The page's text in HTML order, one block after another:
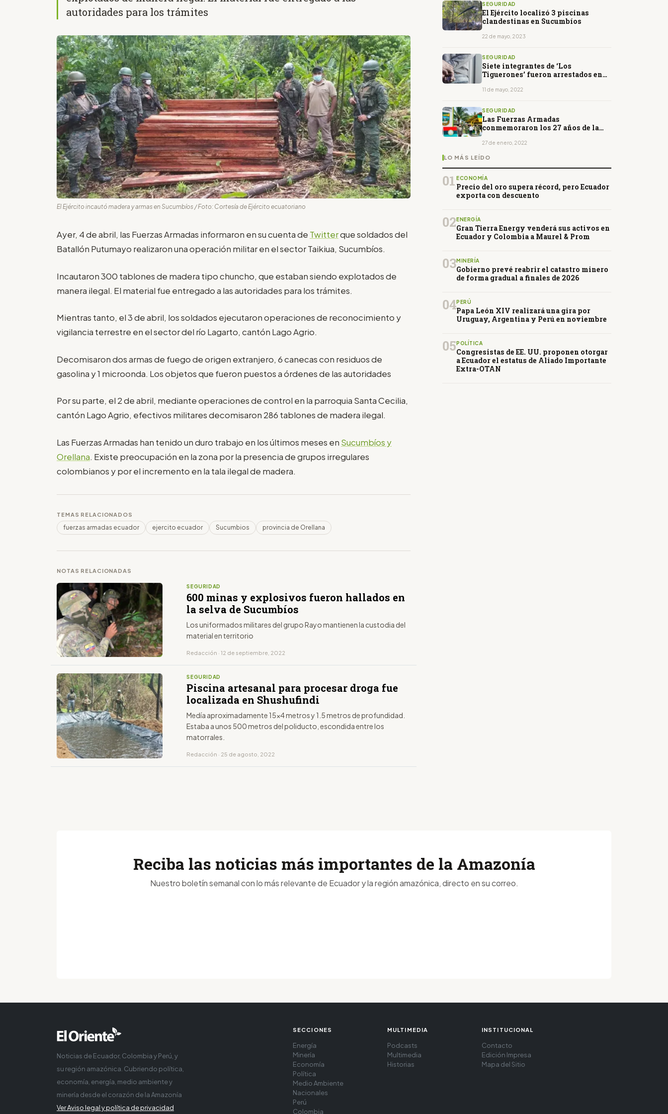
autoridades para los trámites
El Ejército incautó madera y armas en Sucumbíos / Foto: Cortesía de Ejército ecuatoriano
Ayer, 4 de abril, las Fuerzas Armadas informaron en su cuenta de Twitterque soldados del
Batallón Putumayo realizaron una operación militar en el sector Taikiua, Sucumbíos.
Incautaron 300 tablones de madera tipo chuncho, que estaban siendo explotados de
manera ilegal. El material fue entregado a las autoridades para los trámites.
Mientras tanto, el 3 de abril, los soldados ejecutaron operaciones de reconocimiento y
vigilancia terrestre en el sector del río Lagarto, cantón Lago Agrio.
Decomisaron dos armas de fuego de origen extranjero, 6 canecas con residuos de
gasolina y 1 microonda. Los objetos que fueron puestos a órdenes de las autoridades
Por su parte, el 2 de abril, mediante operaciones de control en la parroquia Santa Cecilia,
cantón Lago Agrio, efectivos militares decomisaron 286 tablones de madera ilegal.
Las Fuerzas Armadas han tenido un duro trabajo en los últimos meses en Sucumbíos y
Orellana. Existe preocupación en la zona por la presencia de grupos irregulares
colombianos y por el incremento en la tala ilegal de madera.
TEMAS RELACIONADOS
fuerzas armadas ecuador ejercito ecuador Sucumbios provincia de Orellana
NOTAS RELACIONADAS
SEGURIDAD
600 minas y explosivos fueron hallados en
la selva de Sucumbíos
Los uniformados militares del grupo Rayo mantienen la custodia del
material en territorio
Redacción · 12 de septiembre, 2022
SEGURIDAD
Piscina artesanal para procesar droga fue
localizada en Shushufindi
Medía aproximadamente 15x4 metros y 1.5 metros de profundidad.
Estaba a unos 500 metros del poliducto, escondida entre los
matorrales.
Redacción · 25 de agosto, 2022
SEGURIDAD
El Ejército localizó 3 piscinas
clandestinas en Sucumbíos
22 de mayo, 2023
SEGURIDAD
Siete integrantes de ‘Los
Tiguerones’ fueron arrestados en
11 de mayo, 2022
SEGURIDAD
Las Fuerzas Armadas
conmemoraron los 27 años de la
27 de enero, 2022
LO MÁS LEÍDO
01 ECONOMÍA
Precio del oro supera récord, pero Ecuador
exporta con descuento
02 ENERGÍA
Gran Tierra Energy venderá sus activos en
Ecuador y Colombia a Maurel & Prom
03MINERÍA
Gobierno prevé reabrir el catastro minero
de forma gradual a finales de 2026
04PERÚ
Papa León XIV realizará una gira por
Uruguay, Argentina y Perú en noviembre
05 POLÍTICA
Congresistas de EE. UU. proponen otorgar
a Ecuador el estatus de Aliado Importante
Extra-OTAN
Reciba las noticias más importantes de la Amazonía
Nuestro boletín semanal con lo más relevante de Ecuador y la región amazónica, directo en su correo.
Noticias de Ecuador, Colombia y Perú, y
su región amazónica. Cubriendo política,
economía, energía, medio ambiente y
minería desde el corazón de la Amazonía
Ver Aviso legal y política de privacidad
SECCIONES
Energía
Minería
Economía
Política
Medio Ambiente
Nacionales
Perú
Colombia
MULTIMEDIA
Podcasts
Multimedia
Historias
INSTITUCIONAL
Contacto
Edición Impresa
Mapa del Sitio